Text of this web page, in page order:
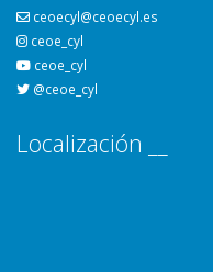
ceoecyl@ceoecyl.es
ceoe_cyl
ceoe_cyl
@ceoe_cyl
Localización __